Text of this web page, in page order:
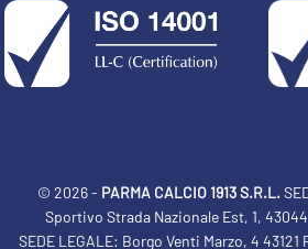
© 2026 - PARMA CALCIO 1913 S.R.L.
Sportivo Strada Nazionale Est, 1, 43044
SEDE LEGALE: Borgo Venti Marzo, 4 43121